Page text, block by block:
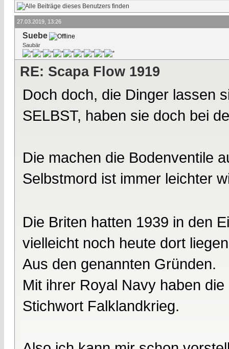
27.03.2019, 13:26
Suebe
Saubär
RE: Scapa Flow 1919
Doch doch, die Dinger lassen
SELBST, haben sie doch bei
Die machen die Bodenventile
Selbstmord ist immer leichter
Die Briten hatten 1939 in den
vielleicht noch heute dort
Aus den genannten Gründen.
Mit ihrer Royal Navy haben
Stichwort Falklandkrieg.